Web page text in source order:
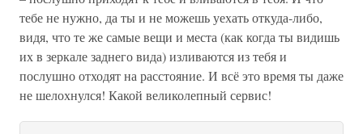
тебе не нужно, да ты и не можешь уехать откуда-либо,
видя, что те же самые вещи и места (как когда ты видишь
их в зеркале заднего вида) изливаются из тебя и
послушно отходят на расстояние. И всё это время ты даже
не шелохнулся! Какой великолепный сервис!